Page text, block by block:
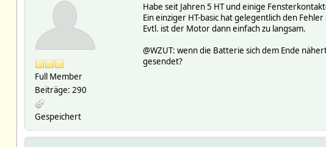
Full Member
Beiträge: 290
Gespeichert
Habe seit Jahren 5 HT und einige
Ein einziger HT-basic hat gelegentlich den
Evtl. ist der Motor dann einfach zu langsam.
@WZUT: wenn die Batterie sich dem Ende
gesendet?